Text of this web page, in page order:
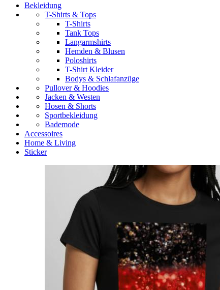
Bekleidung
T-Shirts & Tops
T-Shirts
Tank Tops
Langarmshirts
Hemden & Blusen
Poloshirts
T-Shirt Kleider
Bodys & Schlafanzüge
Pullover & Hoodies
Jacken & Westen
Hosen & Shorts
Sportbekleidung
Bademode
Accessoires
Home & Living
Sticker